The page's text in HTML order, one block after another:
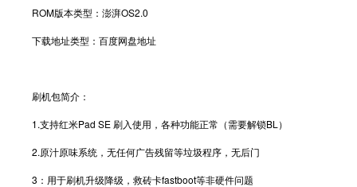
ROM版本类型：澎湃OS2.0
下载地址类型：百度网盘地址
刷机包简介：
1.支持红米Pad SE 刷入使用，各种功能正常（需要解锁BL）
2.原汁原味系统，无任何广告残留等垃圾程序，无后门
3：用于刷机升级降级，救砖卡fastboot等非硬件问题